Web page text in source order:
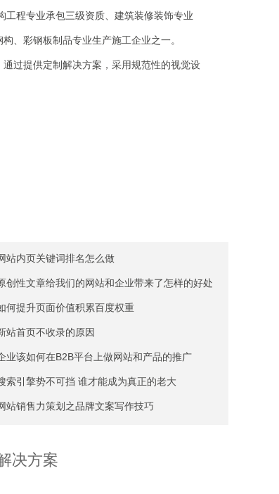
程专业承包三级资质、建筑装修装饰专业
、彩钢板制品专业生产施工企业之一。
通过提供定制解决方案，采用规范性的视觉设
站内页关键词排名怎么做
创性文章给我们的网站和企业带来了怎样的好处
何提升页面价值积累百度权重
站首页不收录的原因
业该如何在B2B平台上做网站和产品的推广
索引擎势不可挡 谁才能成为真正的老大
站销售力策划之品牌文案写作技巧
决方案